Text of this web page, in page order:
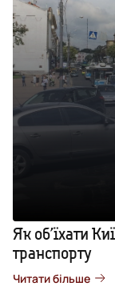
Як об’їхати
транспорту
Читати більше